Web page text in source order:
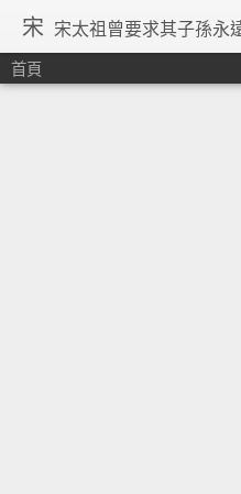
宋 宋太祖曾要求其子孫永遠不得殺害文人，文人在宋朝地位得到了空前的提升，重文輕武的風氣在宋朝達到了極致，「好男不當兵」「學而優則仕」等俗諺都是出在宋朝。在理學的興起、宗教勢力退潮、言論控制降低、市民文化興起、商品經濟繁榮與印刷術的
首頁